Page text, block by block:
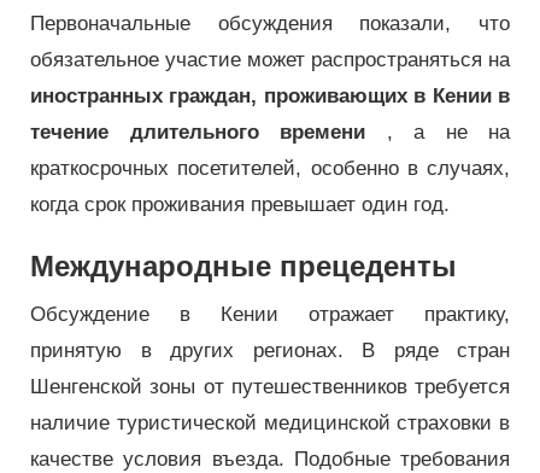
Первоначальные обсуждения показали, что
обязательное участие может распространяться на
иностранных граждан, проживающих в Кении в
течение длительного времени , а не на
краткосрочных посетителей, особенно в случаях,
когда срок проживания превышает один год.
Международные прецеденты
Обсуждение в Кении отражает практику,
принятую в других регионах. В ряде стран
Шенгенской зоны от путешественников требуется
наличие туристической медицинской страховки в
качестве условия въезда. Подобные требования